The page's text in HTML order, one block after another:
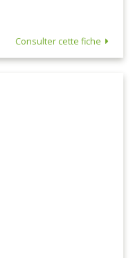
Consulter cette fiche